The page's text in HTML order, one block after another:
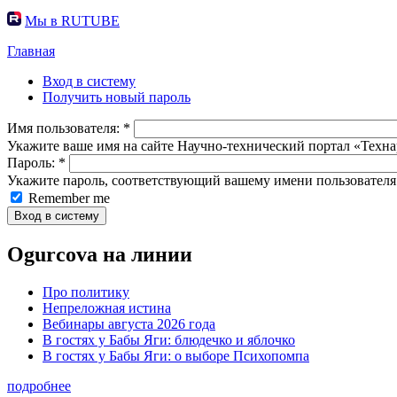
Мы в RUTUBE
Главная
Вход в систему
Получить новый пароль
Имя пользователя: *
Укажите ваше имя на сайте Научно-технический портал
Пароль: *
Укажите пароль, соответствующий вашему имени
Remember me
Ogurcova на линии
Про политику
Непреложная истина
Вебинары августа 2026 года
В гостях у Бабы Яги: блюдечко и яблочко
В гостях у Бабы Яги: о выборе Психопомпа
подробнее